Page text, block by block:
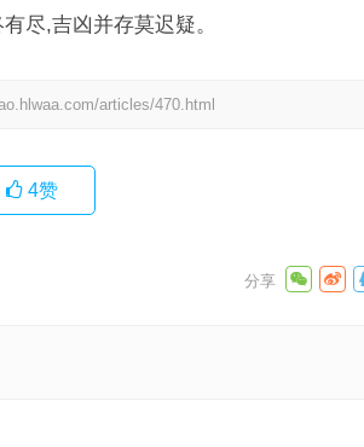
尽,吉凶并存莫迟疑。
articles/470.html
4赞